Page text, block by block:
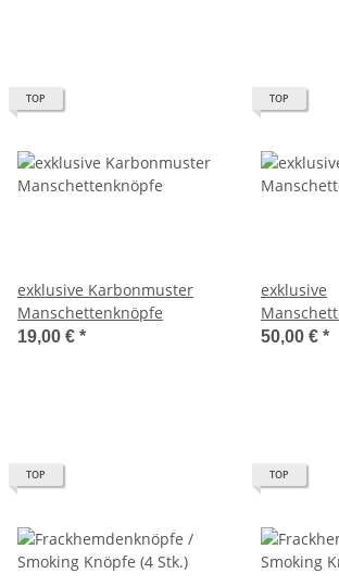
TOP
exklusive Karbonmuster
Manschettenknöpfe
19,00 € *
TOP
exklusive
50,00 € *
TOP TOP